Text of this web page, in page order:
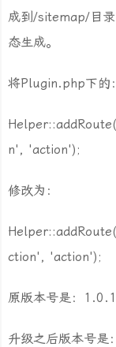
成到/sitemap/目
态生成。
将Plugin.php下的：
n', 'action');
修改为：
ction', 'action');
原版本号是：
升级之后版本号